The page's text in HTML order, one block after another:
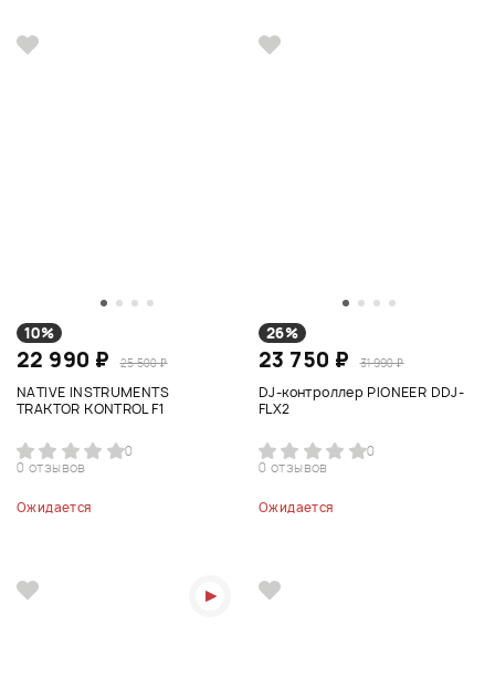
10%
22 990 ₽ 25 500 ₽
NATIVE INSTRUMENTS
TRAKTOR KONTROL F1
0
0 отзывов
Ожидается
26%
23 750 ₽ 31 990 ₽
DJ-контроллер PIONEER DDJ-
FLX2
0
0 отзывов
Ожидается